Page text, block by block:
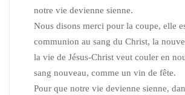
notre vie devienne sienne.
Nous disons merci pour la coupe, elle
communion au sang du Christ, la
la vie de Jésus-Christ veut couler en
sang nouveau, comme un vin de fête.
Pour que notre vie devienne sienne,